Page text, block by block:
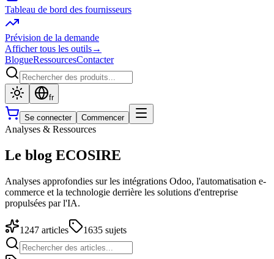
Tableau de bord des fournisseurs
Prévision de la demande
Afficher tous les outils→
BlogueRessourcesContacter
fr
Se connecter Commencer
Analyses & Ressources
Le blog ECOSIRE
Analyses approfondies sur les intégrations Odoo, l'automatisation e-
commerce et la technologie derrière les solutions d'entreprise
propulsées par l'IA.
1247 articles 1635 sujets